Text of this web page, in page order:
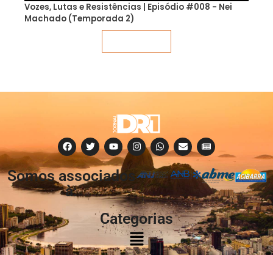
Vozes, Lutas e Resistências | Episódio #008 - Nei
Machado (Temporada 2)
Somos associados
à:
Categorias